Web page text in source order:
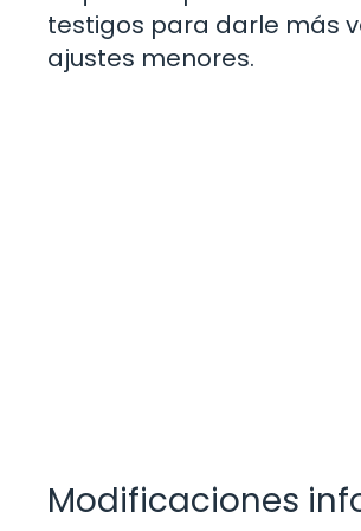
testigos para darle más
ajustes menores.
Modificaciones